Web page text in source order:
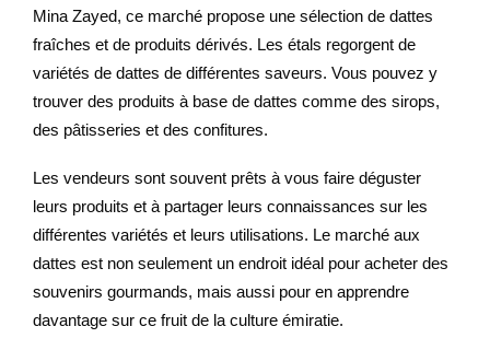
Mina Zayed, ce marché propose une sélection de dattes
fraîches et de produits dérivés. Les étals regorgent de
variétés de dattes de différentes saveurs. Vous pouvez y
trouver des produits à base de dattes comme des sirops,
des pâtisseries et des confitures.
Les vendeurs sont souvent prêts à vous faire déguster
leurs produits et à partager leurs connaissances sur les
différentes variétés et leurs utilisations. Le marché aux
dattes est non seulement un endroit idéal pour acheter des
souvenirs gourmands, mais aussi pour en apprendre
davantage sur ce fruit de la culture émiratie.